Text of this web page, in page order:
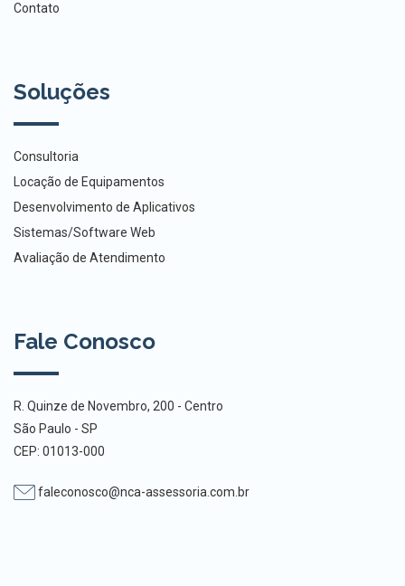
Contato
Soluções
Consultoria
Locação de Equipamentos
Desenvolvimento de Aplicativos
Sistemas/Software Web
Avaliação de Atendimento
Fale Conosco
R. Quinze de Novembro, 200 - Centro
São Paulo - SP
CEP: 01013-000
faleconosco@nca-assessoria.com.br